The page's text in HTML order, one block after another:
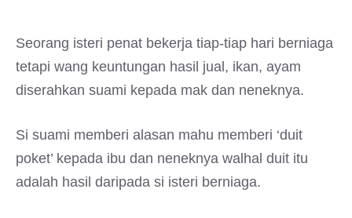
Seorang isteri penat bekerja tiap-tiap hari berniaga
tetapi wang keuntungan hasil jual, ikan, ayam
diserahkan suami kepada mak dan neneknya.
Si suami memberi alasan mahu memberi ‘duit
poket’ kepada ibu dan neneknya walhal duit itu
adalah hasil daripada si isteri berniaga.